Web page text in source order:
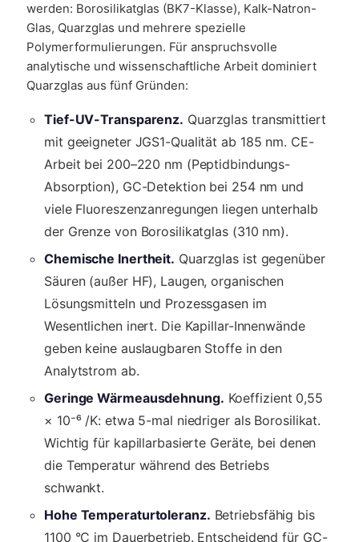
werden: Borosilikatglas (BK7-Klasse), Kalk-Natron-
Glas, Quarzglas und mehrere spezielle
Polymerformulierungen. Für anspruchsvolle
analytische und wissenschaftliche Arbeit dominiert
Quarzglas aus fünf Gründen:
Tief-UV-Transparenz. Quarzglas transmittiert
mit geeigneter JGS1-Qualität ab 185 nm. CE-
Arbeit bei 200–220 nm (Peptidbindungs-
Absorption), GC-Detektion bei 254 nm und
viele Fluoreszenzanregungen liegen unterhalb
der Grenze von Borosilikatglas (310 nm).
Chemische Inertheit. Quarzglas ist gegenüber
Säuren (außer HF), Laugen, organischen
Lösungsmitteln und Prozessgasen im
Wesentlichen inert. Die Kapillar-Innenwände
geben keine auslaugbaren Stoffe in den
Analytstrom ab.
Geringe Wärmeausdehnung. Koeffizient 0,55
× 10⁻⁶ /K: etwa 5-mal niedriger als Borosilikat.
Wichtig für kapillarbasierte Geräte, bei denen
die Temperatur während des Betriebs
schwankt.
Hohe Temperaturtoleranz. Betriebsfähig bis
1100 °C im Dauerbetrieb. Entscheidend für GC-